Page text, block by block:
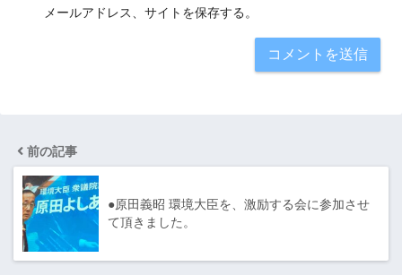
メールアドレス、サイトを保存する。
前の記事
●原田義昭 環境大臣を、激励する会に参加させ
て頂きました。